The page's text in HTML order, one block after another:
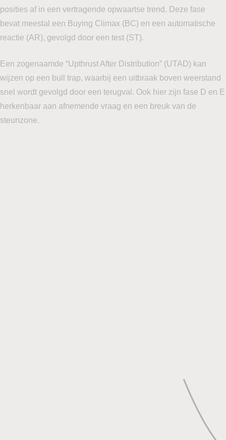
posities af in een vertragende opwaartse trend. Deze fase
bevat meestal een Buying Climax (BC) en een automatische
reactie (AR), gevolgd door een test (ST).
Een zogenaamde “Upthrust After Distribution” (UTAD) kan
wijzen op een bull trap, waarbij een uitbraak boven weerstand
snel wordt gevolgd door een terugval. Ook hier zijn fase D en E
herkenbaar aan afnemende vraag en een breuk van de
steunzone.